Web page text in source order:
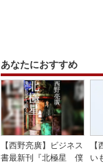
あなたにおすすめ
【西野亮廣】ビジネス
書最新刊『北極星 僕
い